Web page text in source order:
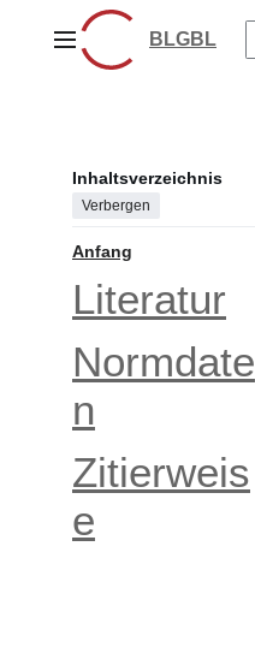
springenHauptmenüBLGBL
Inhaltsverzeichnis
Verbergen
Anfang
Literatur
Normdate
n
Zitierweis
e